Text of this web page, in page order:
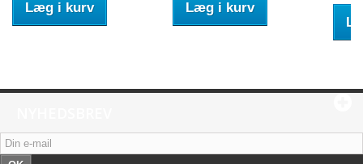
Læg i kurv Læg i kurv